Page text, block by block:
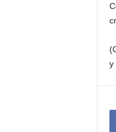
y